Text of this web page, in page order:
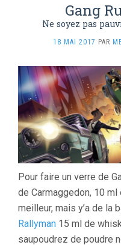
Gang
Ne soyez pas
18 MAI 2017 PAR
Pour faire un verre de
de Carmaggedon, 10
meilleur, mais y’a de la
Rallyman 15 ml de
saupoudrez de poudre